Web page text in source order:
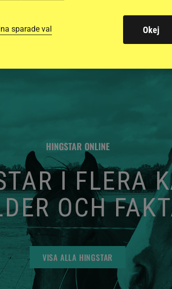
HINGSTAR ONLINE
I FLERA
OCH
VISA ALLA HINGSTAR
sparade val Okej